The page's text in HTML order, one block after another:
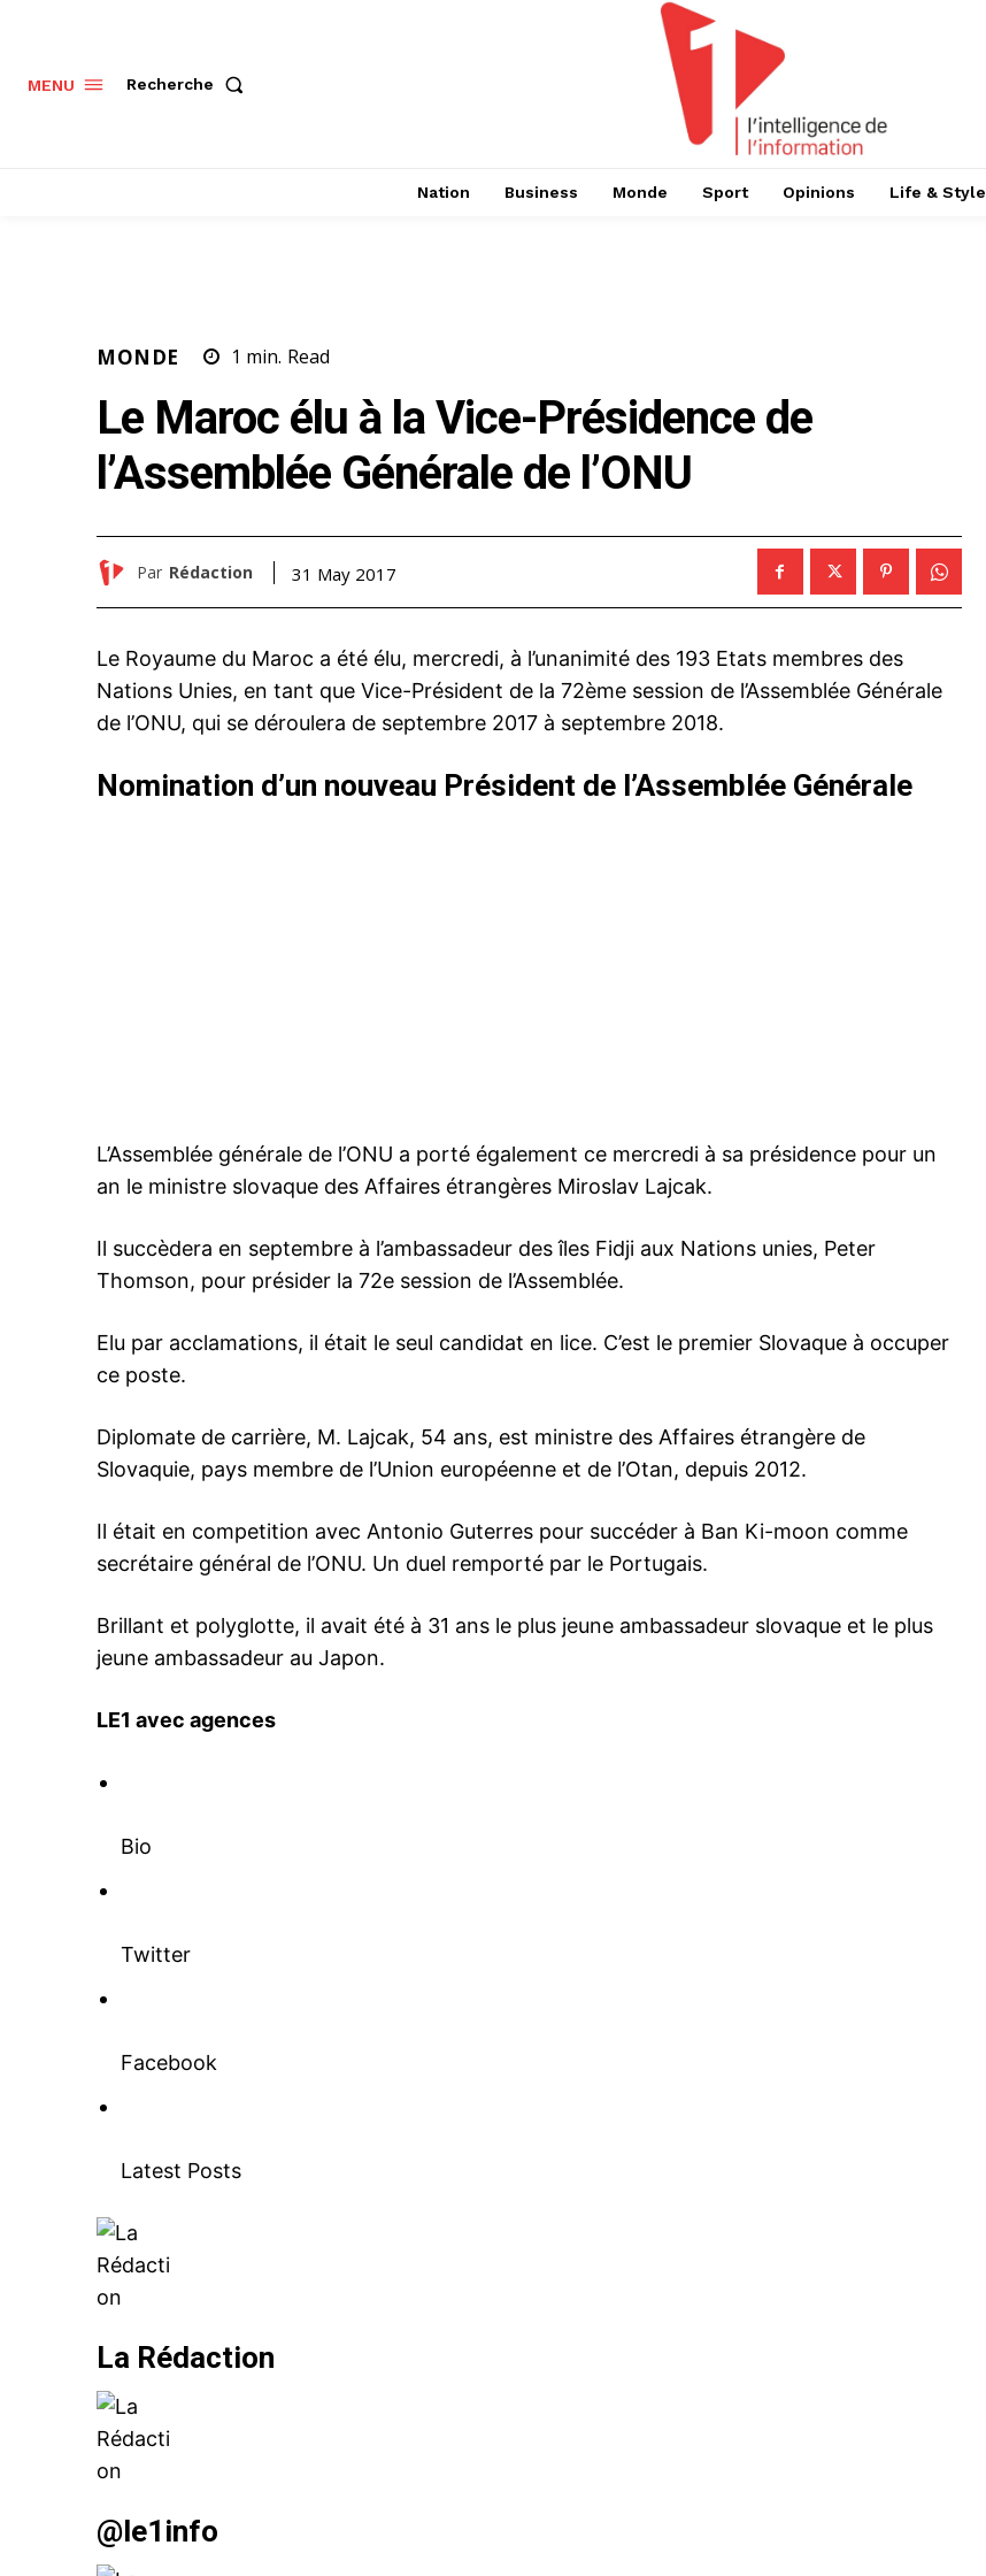
MENU Recherche
Nation Business Monde Sport Opinions Life & Style
MONDE 1 min. Read
Le Maroc élu à la Vice-Présidence de
l’Assemblée Générale de l’ONU
Par Rédaction 31 May 2017
Le Royaume du Maroc a été élu, mercredi, à l’unanimité des 193 Etats membres des
Nations Unies, en tant que Vice-Président de la 72ème session de l’Assemblée Générale
de l’ONU, qui se déroulera de septembre 2017 à septembre 2018.
Nomination d’un nouveau Président de l’Assemblée Générale
L’Assemblée générale de l’ONU a porté également ce mercredi à sa présidence pour un
an le ministre slovaque des Affaires étrangères Miroslav Lajcak.
Il succèdera en septembre à l’ambassadeur des îles Fidji aux Nations unies, Peter
Thomson, pour présider la 72e session de l’Assemblée.
Elu par acclamations, il était le seul candidat en lice. C’est le premier Slovaque à occuper
ce poste.
Diplomate de carrière, M. Lajcak, 54 ans, est ministre des Affaires étrangère de
Slovaquie, pays membre de l’Union européenne et de l’Otan, depuis 2012.
Il était en competition avec Antonio Guterres pour succéder à Ban Ki-moon comme
secrétaire général de l’ONU. Un duel remporté par le Portugais.
Brillant et polyglotte, il avait été à 31 ans le plus jeune ambassadeur slovaque et le plus
jeune ambassadeur au Japon.
LE1 avec agences
Bio
Twitter
Facebook
Latest Posts
La Rédaction
@le1info